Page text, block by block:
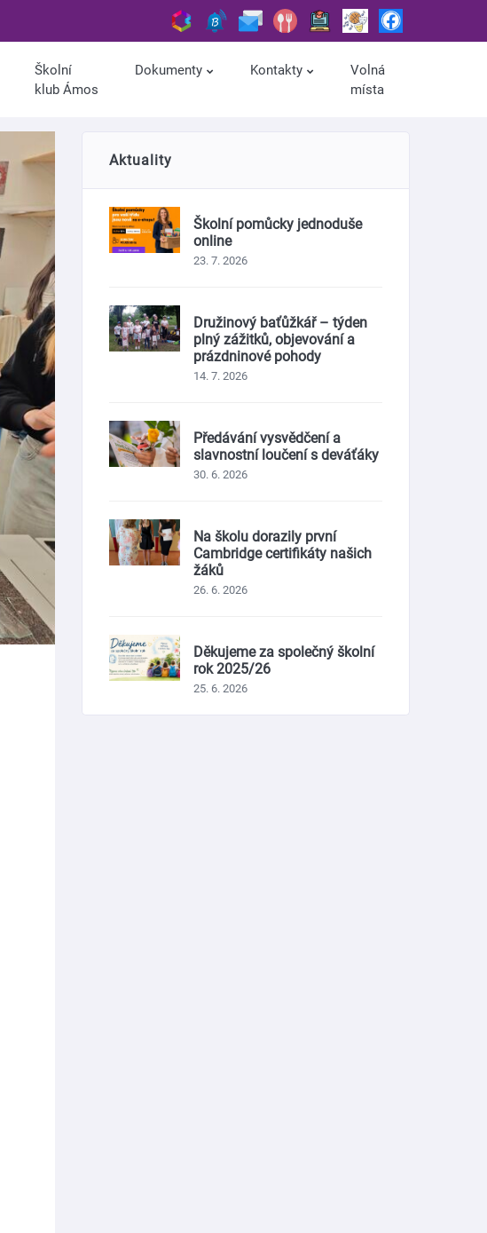
Školní
klub Ámos
Dokumenty Kontakty
Volná
místa
Aktuality
Školní pomůcky jednoduše
online
23. 7. 2026
Družinový baťůžkář – týden
plný zážitků, objevování a
prázdninové pohody
14. 7. 2026
Předávání vysvědčení a
slavnostní loučení s deváťáky
30. 6. 2026
Na školu dorazily první
Cambridge certifikáty našich
žáků
26. 6. 2026
Děkujeme za společný školní
rok 2025/26
25. 6. 2026